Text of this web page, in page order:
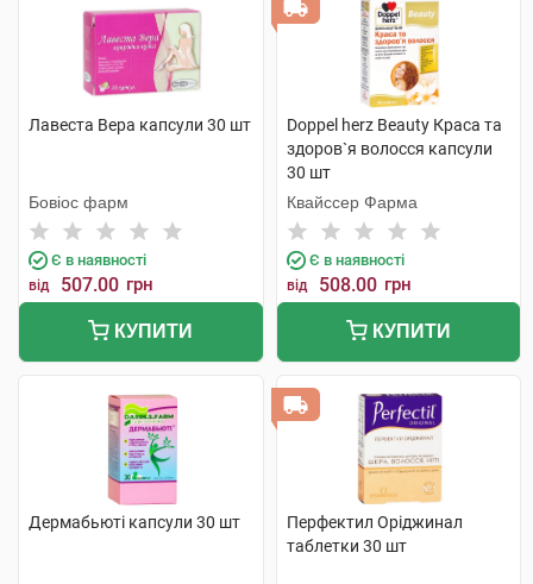
Лавеста Вера капсули 30 шт
Бовіос фарм
Є в наявності
від 507.00 грн
КУПИТИ
Doppel herz Beauty Краса та
здоров`я волосся капсули
30 шт
Квайссер Фарма
Є в наявності
від 508.00 грн
КУПИТИ
Дермабьюті капсули 30 шт
Перфектил Оріджинал
таблетки 30 шт